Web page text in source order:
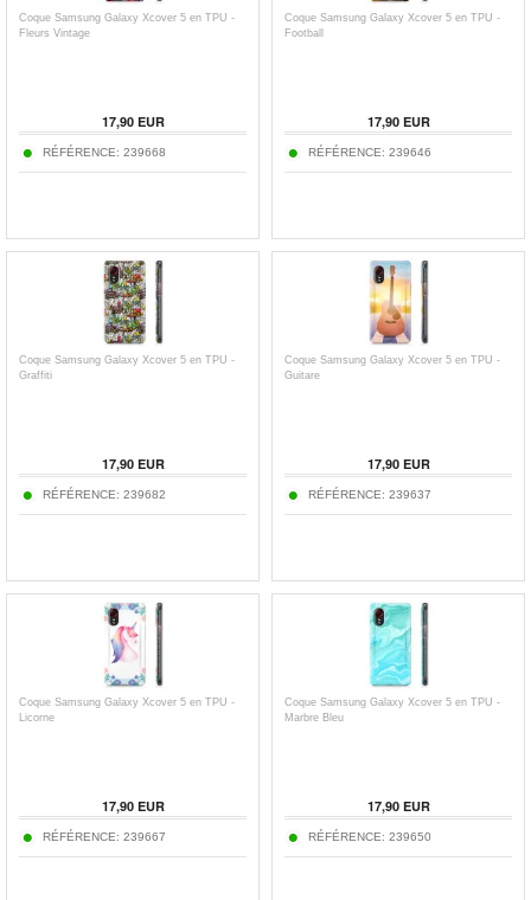
Coque Samsung Galaxy Xcover 5 en TPU -
Fleurs Vintage
17,90EUR
RÉFÉRENCE: 239668
Coque Samsung Galaxy Xcover 5 en TPU -
Football
17,90EUR
RÉFÉRENCE: 239646
Coque Samsung Galaxy Xcover 5 en TPU -
Graffiti
17,90EUR
RÉFÉRENCE: 239682
Coque Samsung Galaxy Xcover 5 en TPU -
Guitare
17,90EUR
RÉFÉRENCE: 239637
Coque Samsung Galaxy Xcover 5 en TPU -
Licorne
17,90EUR
RÉFÉRENCE: 239667
Coque Samsung Galaxy Xcover 5 en TPU -
Marbre Bleu
17,90EUR
RÉFÉRENCE: 239650